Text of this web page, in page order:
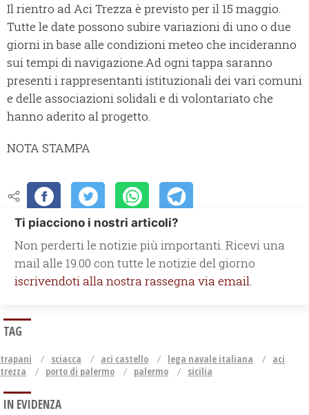
Il rientro ad Aci Trezza è previsto per il 15 maggio.
Tutte le date possono subire variazioni di uno o due
giorni in base alle condizioni meteo che incideranno
sui tempi di navigazione.Ad ogni tappa saranno
presenti i rappresentanti istituzionali dei vari comuni
e delle associazioni solidali e di volontariato che
hanno aderito al progetto.
NOTA STAMPA
Ti piacciono i nostri articoli?
Non perderti le notizie più importanti. Ricevi una
mail alle 19.00 con tutte le notizie del giorno
iscrivendoti alla nostra rassegna via email.
TAG
trapani sciacca aci castello lega navale italiana
aci
trezza
porto di palermo palermo sicilia
IN EVIDENZA